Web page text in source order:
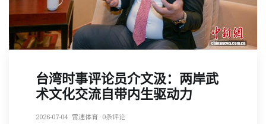
台湾时事评论员介文汲：两岸武
术文化交流自带内生驱动力
2026-07-04 雷速体育 0条评论